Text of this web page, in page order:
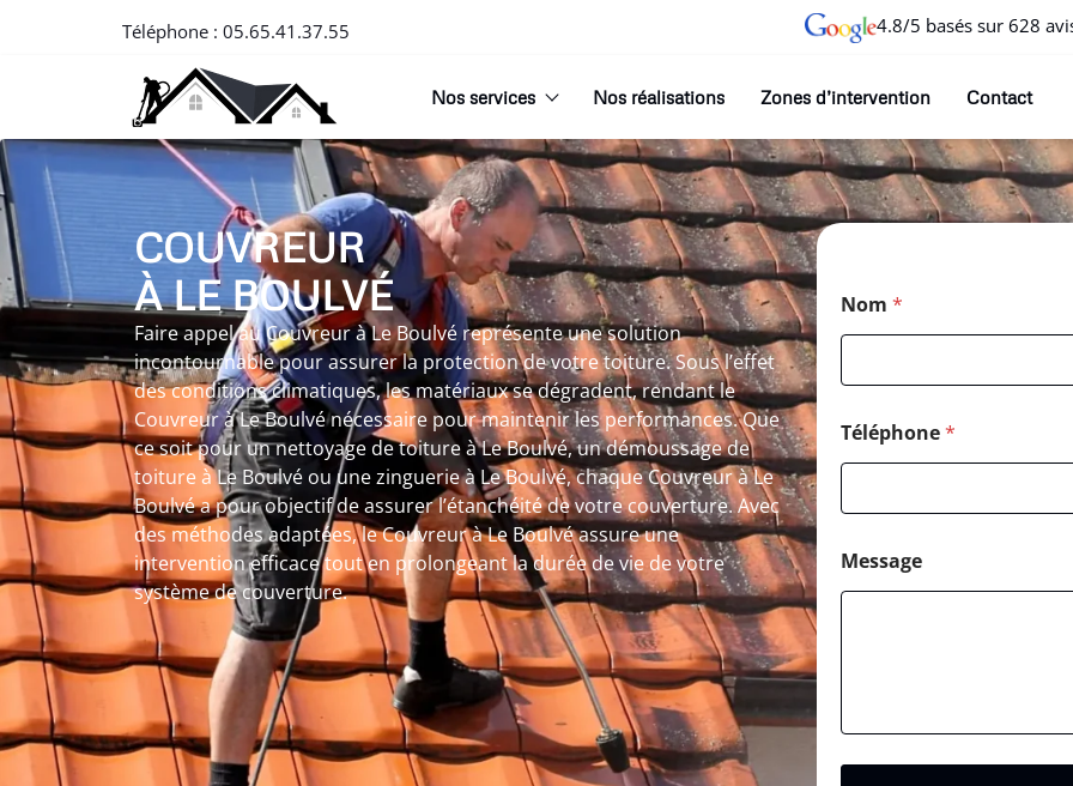
Téléphone : 05.65.41.37.55 4.8/5 basés sur 628
Nos services Nos réalisations Zones d’intervention Contact
COUVREUR
À LE BOULVÉ
Faire appel au Couvreur à Le Boulvé représente une solution
incontournable pour assurer la protection de votre toiture. Sous l’effet
des conditions climatiques, les matériaux se dégradent, rendant le
Couvreur à Le Boulvé nécessaire pour maintenir les performances. Que
ce soit pour un nettoyage de toiture à Le Boulvé, un démoussage de
toiture à Le Boulvé ou une zinguerie à Le Boulvé, chaque Couvreur à Le
Boulvé a pour objectif de assurer l’étanchéité de votre couverture. Avec
des méthodes adaptées, le Couvreur à Le Boulvé assure une
intervention efficace tout en prolongeant la durée de vie de votre
système de couverture.
Nom *
Téléphone*
Message